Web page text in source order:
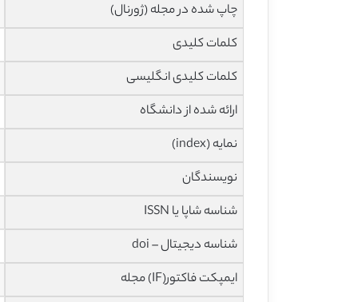
چاپ شده در مجله (ژورنال)
کلمات کلیدی
کلمات کلیدی انگلیسی
ارائه شده از دانشگاه
نمایه (index)
نویسندگان
شناسه شاپا یا ISSN
شناسه دیجیتال – doi
ایمپکت فاکتور(IF) مجله